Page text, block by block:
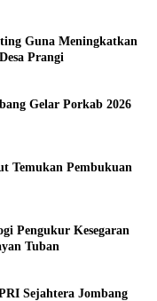
Guna Meningkatkan
Prangi
Gelar Porkab 2026
Temukan Pembukuan
Pengukur Kesegaran
Tuban
Sejahtera Jombang